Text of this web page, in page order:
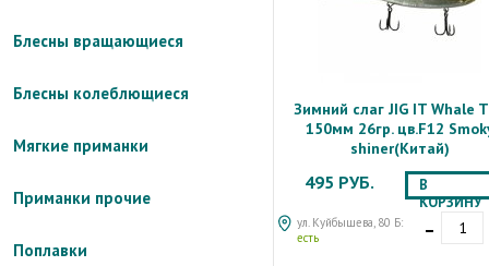
Блесны вращающиеся
Блесны колеблющиеся
Мягкие приманки
Приманки прочие
Поплавки
Зимний слаг JIG IT Whale
150мм 26гр. цв.F12
shiner(Китай)
495 РУБ.
ул. Куйбышева, 80 Б:
есть
В
КОРЗИНУ
-